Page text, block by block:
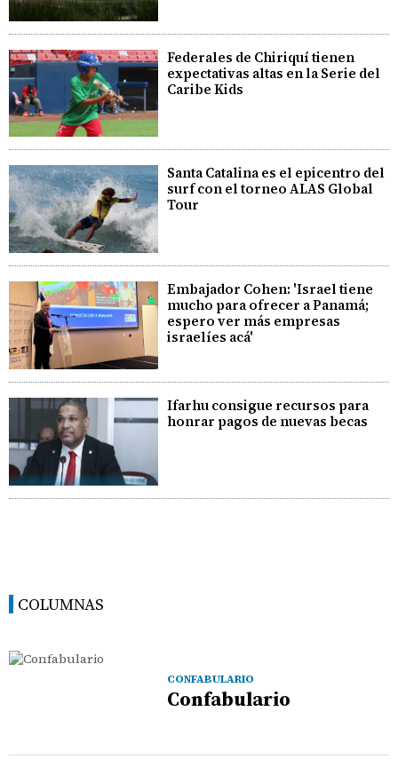
Federales de Chiriquí tienen
expectativas altas en la Serie del
Caribe Kids
Santa Catalina es el epicentro del
surf con el torneo ALAS Global
Tour
Embajador Cohen: 'Israel tiene
mucho para ofrecer a Panamá;
espero ver más empresas
israelíes acá'
Ifarhu consigue recursos para
honrar pagos de nuevas becas
COLUMNAS
CONFABULARIO
Confabulario